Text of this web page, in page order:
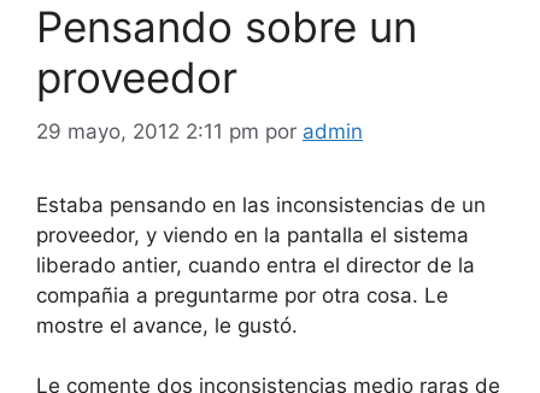
Pensando sobre un
proveedor
29 mayo, 2012 2:11 pm por admin
Estaba pensando en las inconsistencias de un
proveedor, y viendo en la pantalla el sistema
liberado antier, cuando entra el director de la
compañia a preguntarme por otra cosa. Le
mostre el avance, le gustó.
Le comente dos inconsistencias medio raras de